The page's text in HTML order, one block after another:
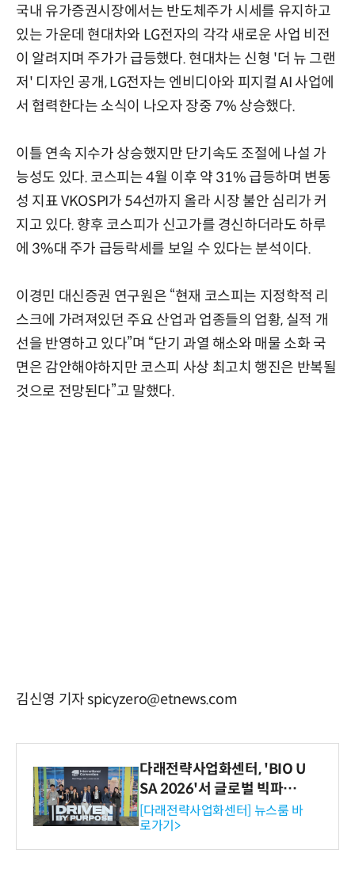
국내 유가증권시장에서는 반도체주가 시세를 유지하고
있는 가운데 현대차와 LG전자의 각각 새로운 사업 비전
이 알려지며 주가가 급등했다. 현대차는 신형 '더 뉴 그랜
저' 디자인 공개, LG전자는 엔비디아와 피지컬 AI 사업에
서 협력한다는 소식이 나오자 장중 7% 상승했다.
이틀 연속 지수가 상승했지만 단기속도 조절에 나설 가
능성도 있다. 코스피는 4월 이후 약 31% 급등하며 변동
성 지표 VKOSPI가 54선까지 올라 시장 불안 심리가 커
지고 있다. 향후 코스피가 신고가를 경신하더라도 하루
에 3%대 주가 급등락세를 보일 수 있다는 분석이다.
이경민 대신증권 연구원은 “현재 코스피는 지정학적 리
스크에 가려져있던 주요 산업과 업종들의 업황, 실적 개
선을 반영하고 있다”며 “단기 과열 해소와 매물 소화 국
면은 감안해야하지만 코스피 사상 최고치 행진은 반복될
것으로 전망된다”고 말했다.
김신영 기자 spicyzero@etnews.com
다래전략사업화센터, 'BIO U
SA 2026'서 글로벌 빅파마
와의 비즈니스 미팅 지원…K
-바이오 해외 진출 교두보 확
보
[다래전략사업화센터] 뉴스룸 바
로가기>